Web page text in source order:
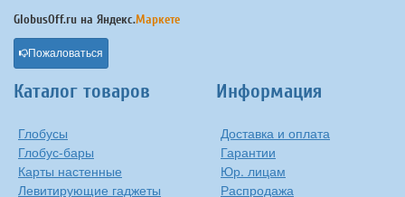
GlobusOff.ru на Яндекс.Маркете
Пожаловаться
Каталог товаров
Глобусы
Глобус-бары
Карты настенные
Левитирующие гаджеты
Информация
Доставка и оплата
Гарантии
Юр. лицам
Распродажа